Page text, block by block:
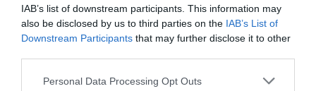
IAB’s list of downstream participants. This information may
also be disclosed by us to third parties on the IAB’s List of
Downstream Participants that may further disclose it to other
Personal Data Processing Opt Outs
Häll smeten i formen.